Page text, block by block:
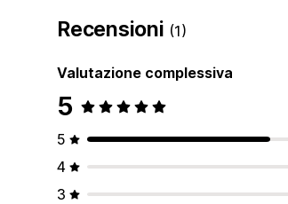
Recensioni (1)
Valutazione complessiva
5
5
4
3